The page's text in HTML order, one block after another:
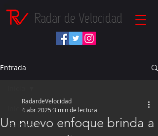
Radar de Velocidad
Entrada
Inicio
Fórmula 1
Un nuevo enfoque brinda a
RadardeVelocidad
4 abr 2025 3 min de lectura